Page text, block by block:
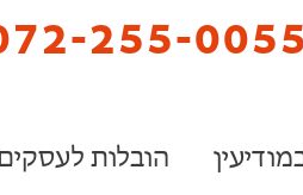
255-0055
הובלות